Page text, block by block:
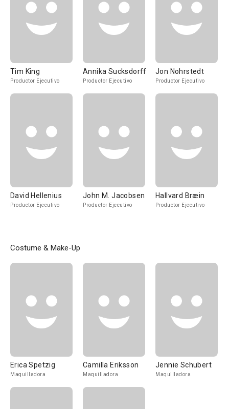
Tim King
Productor Ejecutivo
Annika Sucksdorff
Productor Ejecutivo
Jon Nohrstedt
Productor Ejecutivo
David Hellenius
Productor Ejecutivo
John M. Jacobsen
Productor Ejecutivo
Hallvard Bræin
Productor Ejecutivo
Costume & Make-Up
Erica Spetzig
Maquilladora
Camilla Eriksson
Maquilladora
Jennie Schubert
Maquilladora